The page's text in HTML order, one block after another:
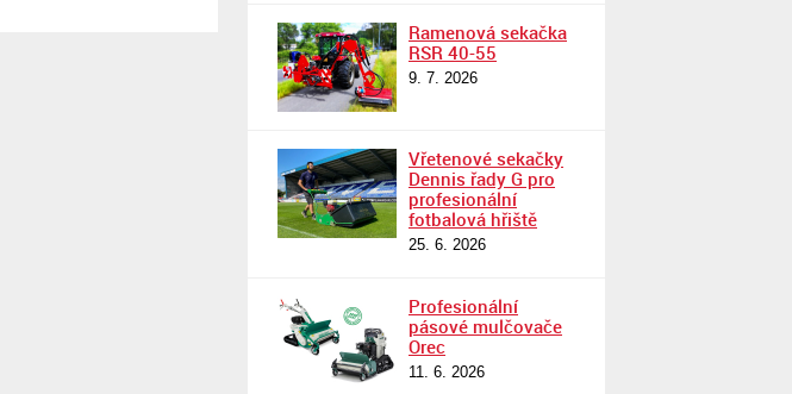
Ramenová sekačka
RSR 40-55
9. 7. 2026
Vřetenové sekačky
Dennis řady G pro
profesionální
fotbalová hřiště
25. 6. 2026
Profesionální
pásové mulčovače
Orec
11. 6. 2026